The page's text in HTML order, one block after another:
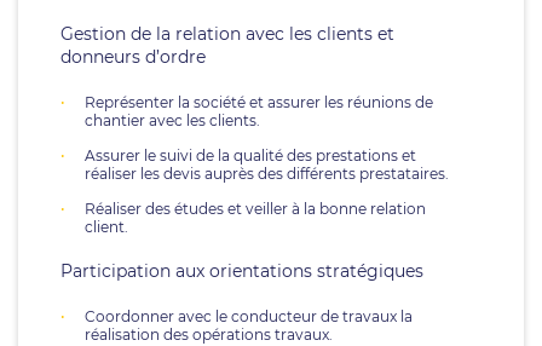
Gestion de la relation avec les clients et
donneurs d’ordre
Représenter la société et assurer les réunions de
chantier avec les clients.
Assurer le suivi de la qualité des prestations et
réaliser les devis auprès des différents prestataires.
Réaliser des études et veiller à la bonne relation
client.
Participation aux orientations stratégiques
Coordonner avec le conducteur de travaux la
réalisation des opérations travaux.